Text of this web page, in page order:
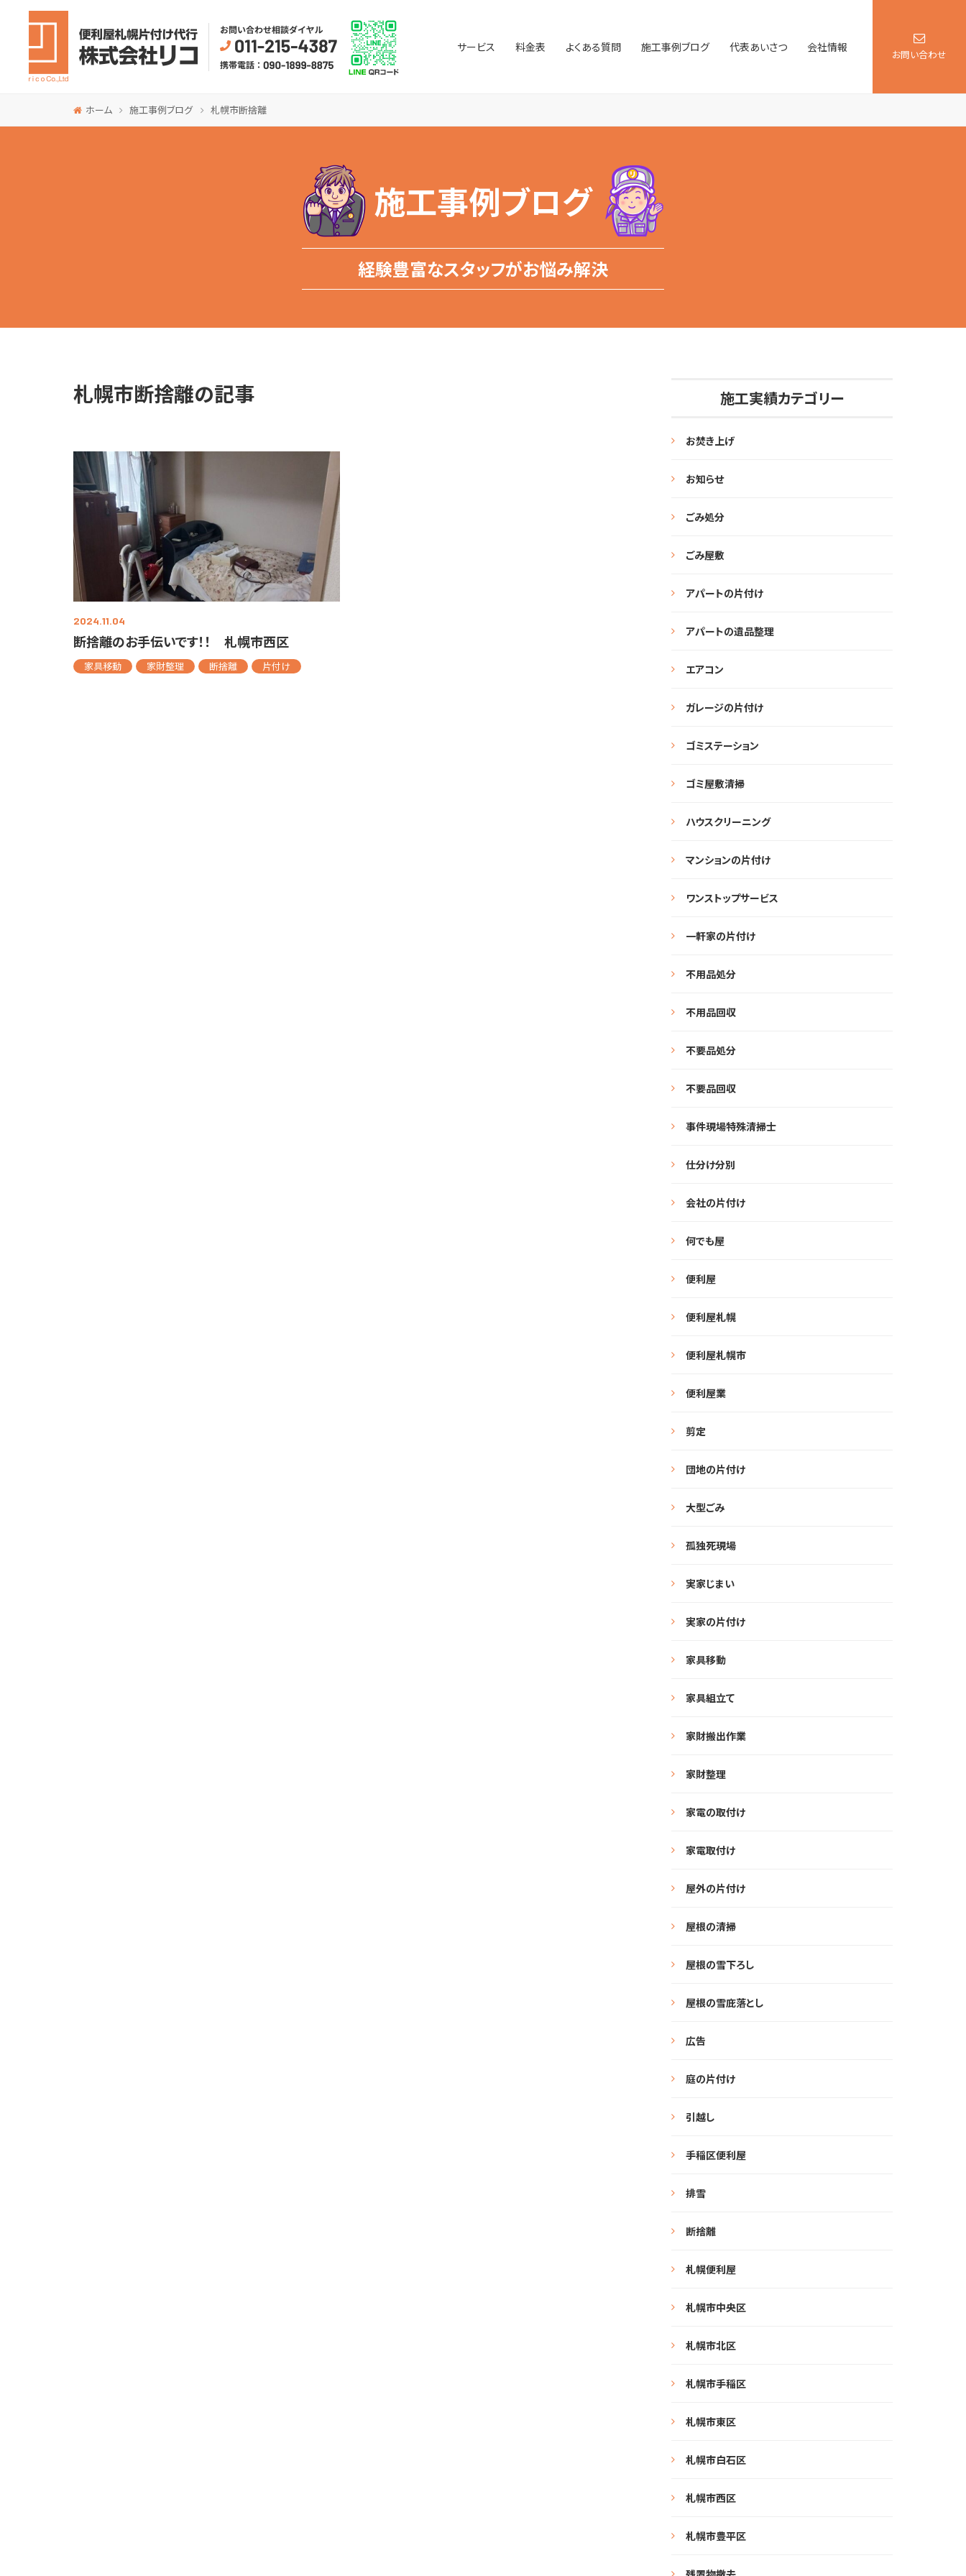
サービス 料金表 よくある質問 施工事例ブログ 代表あいさつ 会社情報
お問い合わせ
ホーム 施工事例ブログ 札幌市断捨離
施工事例ブログ
経験豊富なスタッフがお悩み解決
札幌市断捨離の記事
2024.11.04
断捨離のお手伝いです！！ 札幌市西区
家具移動 家財整理 断捨離 片付け
施工実績カテゴリー
お焚き上げ
お知らせ
ごみ処分
ごみ屋敷
アパートの片付け
アパートの遺品整理
エアコン
ガレージの片付け
ゴミステーション
ゴミ屋敷清掃
ハウスクリーニング
マンションの片付け
ワンストップサービス
一軒家の片付け
不用品処分
不用品回収
不要品処分
不要品回収
事件現場特殊清掃士
仕分け分別
会社の片付け
何でも屋
便利屋
便利屋札幌
便利屋札幌市
便利屋業
剪定
団地の片付け
大型ごみ
孤独死現場
実家じまい
実家の片付け
家具移動
家具組立て
家財搬出作業
家財整理
家電の取付け
家電取付け
屋外の片付け
屋根の清掃
屋根の雪下ろし
屋根の雪庇落とし
広告
庭の片付け
引越し
手稲区便利屋
排雪
断捨離
札幌便利屋
札幌市中央区
札幌市北区
札幌市手稲区
札幌市東区
札幌市白石区
札幌市西区
札幌市豊平区